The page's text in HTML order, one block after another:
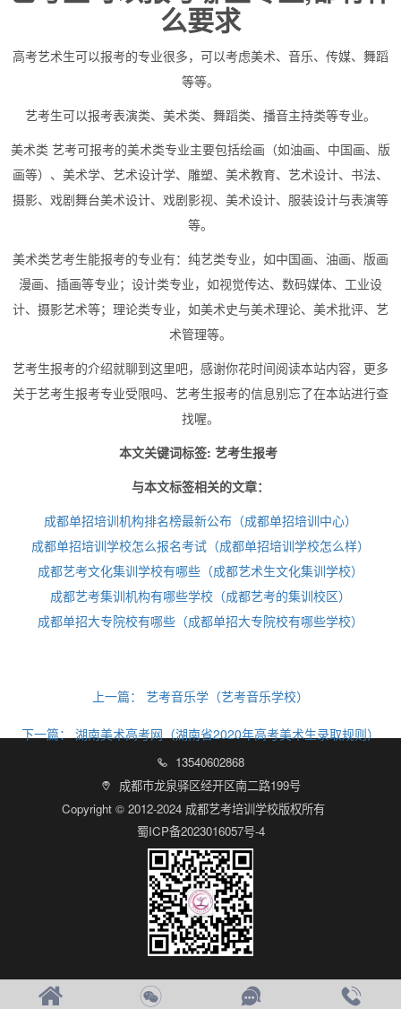
么要求
高考艺术生可以报考的专业很多，可以考虑美术、音乐、传媒、舞蹈
等等。
艺考生可以报考表演类、美术类、舞蹈类、播音主持类等专业。
美术类 艺考可报考的美术类专业主要包括绘画（如油画、中国画、版
画等）、美术学、艺术设计学、雕塑、美术教育、艺术设计、书法、
摄影、戏剧舞台美术设计、戏剧影视、美术设计、服装设计与表演等
等。
美术类艺考生能报考的专业有：纯艺类专业，如中国画、油画、版画
漫画、插画等专业；设计类专业，如视觉传达、数码媒体、工业设
计、摄影艺术等；理论类专业，如美术史与美术理论、美术批评、艺
术管理等。
艺考生报考的介绍就聊到这里吧，感谢你花时间阅读本站内容，更多
关于艺考生报考专业受限吗、艺考生报考的信息别忘了在本站进行查
找喔。
本文关键词标签: 艺考生报考
与本文标签相关的文章：
成都单招培训机构排名榜最新公布（成都单招培训中心）
成都单招培训学校怎么报名考试（成都单招培训学校怎么样）
成都艺考文化集训学校有哪些（成都艺术生文化集训学校）
成都艺考集训机构有哪些学校（成都艺考的集训校区）
成都单招大专院校有哪些（成都单招大专院校有哪些学校）
上一篇： 艺考音乐学（艺考音乐学校）
下一篇： 湖南美术高考网（湖南省2020年高考美术生录取规则）
 13540602868

成都市龙泉驿区经开区南二路199号
Copyright © 2012-2024 成都艺考培训学校版权所有
蜀ICP备2023016057号-4